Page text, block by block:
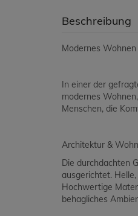
Beschreibung
Modernes
In einer der
modernes
Menschen, die
Architektur &
Die durchdachten
ausgerichtet.
Hochwertige
behagliches